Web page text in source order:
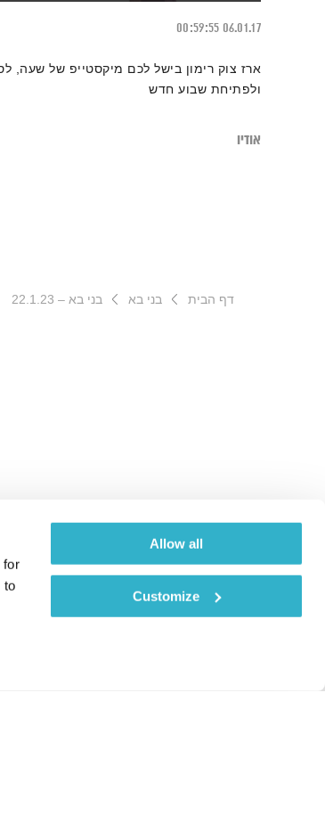
for
to
Allow all
Customize
06.01.17
00:59:55
ארז צוק רימון בישל לכם מיקסטייפ של שעה,
ולפתיחת שבוע חדש
אודיו
דף הבית בני בא בני בא – 22.1.23